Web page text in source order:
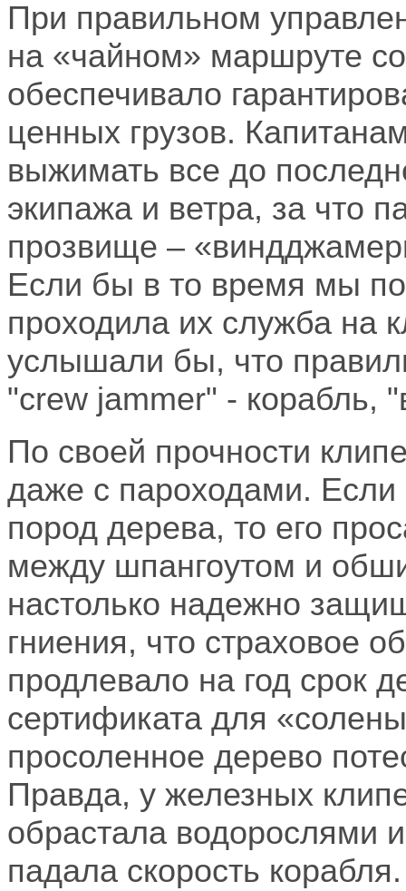
При правильном
на «чайном» маршруте
обеспечивало
ценных грузов.
выжимать все до
экипажа и ветра, за что
прозвище –
Если бы в то время мы
проходила их служба на
услышали бы, что
"crew jammer" -
По своей прочности
даже с пароходами. Если
пород дерева, то его
между шпангоутом и
настолько надежно
гниения, что страховое
продлевало на год срок
сертификата для
просоленное дерево
Правда, у железных
обрастала водорослями
падала скорость